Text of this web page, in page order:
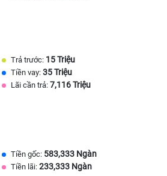
Trả trước: 15 Triệu
Tiền vay: 35 Triệu
Lãi cần trả: 7,116 Triệu
Tiền gốc: 583,333 Ngàn
Tiền lãi: 233,333 Ngàn